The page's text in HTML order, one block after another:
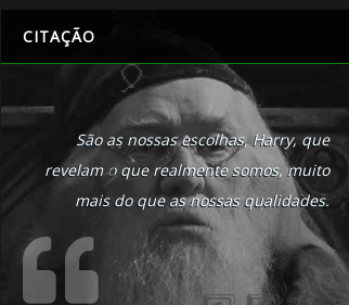
CITAÇÃO
São as nossas escolhas, Harry, que
revelam o que realmente somos, muito
mais do que as nossas qualidades.